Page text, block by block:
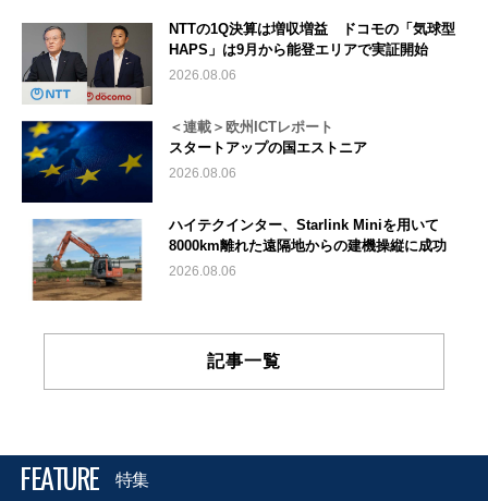
NTTの1Q決算は増収増益 ドコモの「気球型
HAPS」は9月から能登エリアで実証開始
2026.08.06
＜連載＞欧州ICTレポート
スタートアップの国エストニア
2026.08.06
ハイテクインター、Starlink Miniを用いて
8000km離れた遠隔地からの建機操縦に成功
2026.08.06
記事一覧
FEATURE 特集